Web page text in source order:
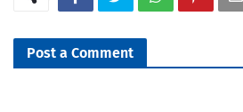
Post a Comment